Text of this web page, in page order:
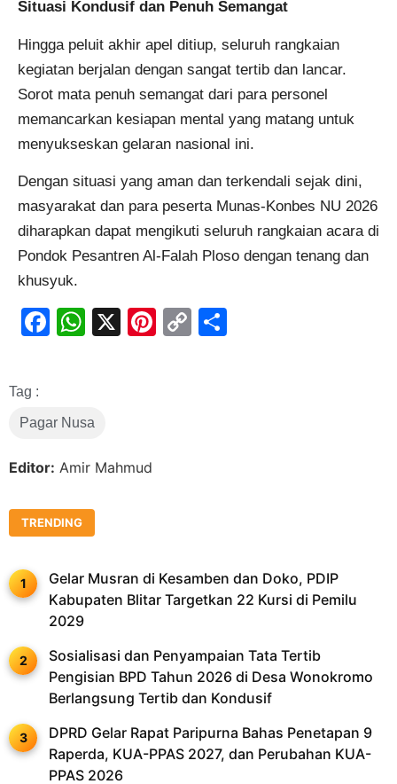
Situasi Kondusif dan Penuh Semangat
Hingga peluit akhir apel ditiup, seluruh rangkaian
kegiatan berjalan dengan sangat tertib dan lancar.
Sorot mata penuh semangat dari para personel
memancarkan kesiapan mental yang matang untuk
menyukseskan gelaran nasional ini.
Dengan situasi yang aman dan terkendali sejak dini,
masyarakat dan para peserta Munas-Konbes NU 2026
diharapkan dapat mengikuti seluruh rangkaian acara di
Pondok Pesantren Al-Falah Ploso dengan tenang dan
khusyuk.
Facebook
WhatsApp
X Pinterest
Copy
Tag :
Pagar Nusa
Editor: Amir Mahmud
TRENDING
Gelar Musran di Kesamben dan Doko, PDIP
Kabupaten Blitar Targetkan 22 Kursi di Pemilu
2029
Sosialisasi dan Penyampaian Tata Tertib
Pengisian BPD Tahun 2026 di Desa Wonokromo
Berlangsung Tertib dan Kondusif
DPRD Gelar Rapat Paripurna Bahas Penetapan 9
Raperda, KUA-PPAS 2027, dan Perubahan KUA-
PPAS 2026